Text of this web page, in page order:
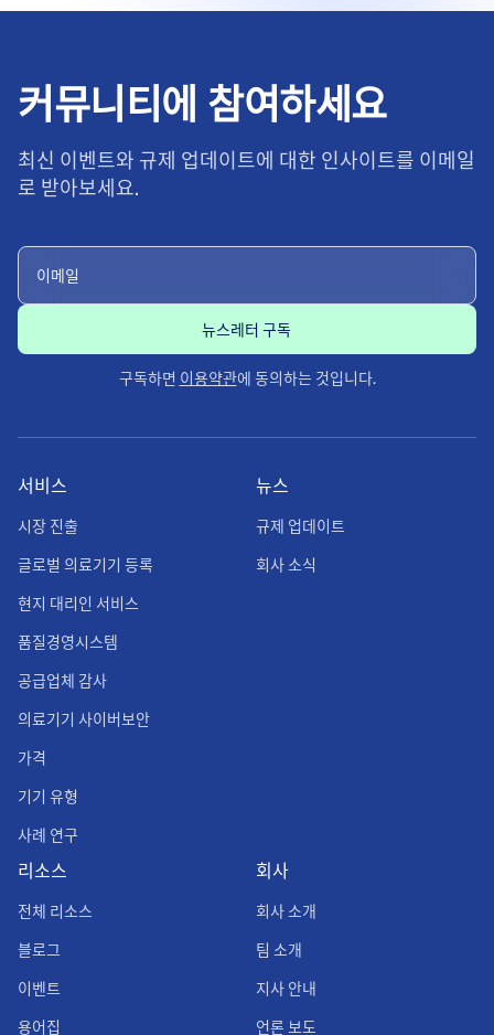
커뮤니티에 참여하세요
최신 이벤트와 규제 업데이트에 대한 인사이트를 이메일
로 받아보세요.
구독하면 이용약관에 동의하는 것입니다.
뉴스
규제 업데이트
회사 소식
서비스
시장 진출
글로벌 의료기기 등록
현지 대리인 서비스
품질경영시스템
공급업체 감사
의료기기 사이버보안
가격
기기 유형
사례 연구
리소스
전체 리소스
블로그
이벤트
용어집
회사
회사 소개
팀 소개
지사 안내
언론 보도